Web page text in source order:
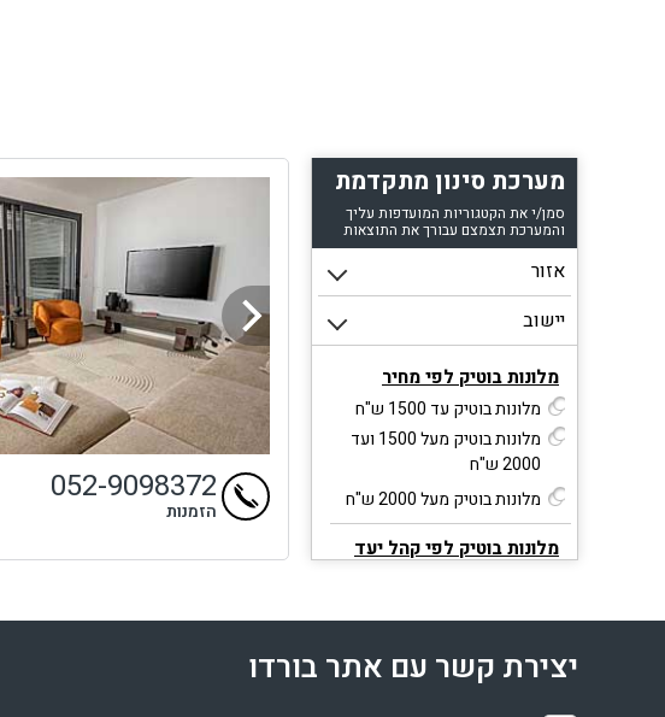
מערכת סינון מתקדמת
סמן/י את הקטגוריות המועדפות עליך
והמערכת תצמצם עבורך את התוצאות
מלונות בוטיק לפי מחיר
מלונות בוטיק עד 1500 ש"ח
מלונות בוטיק מעל 1500 ועד
2000 ש"ח
מלונות בוטיק מעל 2000 ש"ח
מלונות בוטיק לפי קהל יעד
מלונות בוטיק לקבוצות
052-9098372
הזמנות
יצירת קשר עם אתר בורדו